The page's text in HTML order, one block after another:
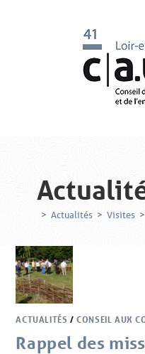
> Actualités > Visites >
ACTUALITÉS /CONSEIL AUX
Rappel des